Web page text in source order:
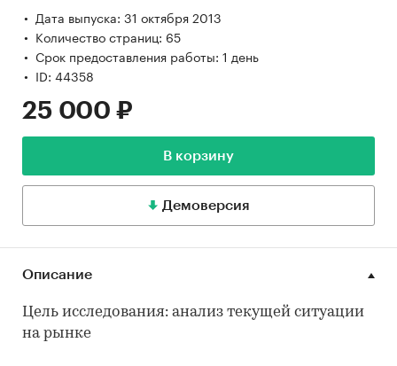
Дата выпуска: 31 октября 2013
Количество страниц: 65
Срок предоставления работы: 1 день
ID: 44358
25 000 ₽
В корзину
Демоверсия
Описание
Цель исследования: анализ текущей ситуации
на рынке